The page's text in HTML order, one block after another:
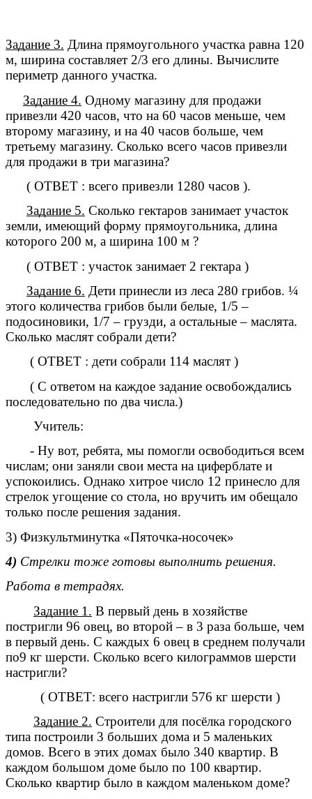
Задание 3. Длина прямоугольного участка равна 120
м, ширина составляет 2/3 его длины. Вычислите
периметр данного участка.
Задание 4. Одному магазину для продажи
привезли 420 часов, что на 60 часов меньше, чем
второму магазину, и на 40 часов больше, чем
третьему магазину. Сколько всего часов привезли
для продажи в три магазина?
( ОТВЕТ : всего привезли 1280 часов ).
Задание 5. Сколько гектаров занимает участок
земли, имеющий форму прямоугольника, длина
которого 200 м, а ширина 100 м ?
( ОТВЕТ : участок занимает 2 гектара )
Задание 6. Дети принесли из леса 280 грибов. ¼
этого количества грибов были белые, 1/5 –
подосиновики, 1/7 – грузди, а остальные – маслята.
Сколько маслят собрали дети?
( ОТВЕТ : дети собрали 114 маслят )
( С ответом на каждое задание освобождались
последовательно по два числа.)
Учитель:
- Ну вот, ребята, мы помогли освободиться всем
числам; они заняли свои места на циферблате и
успокоились. Однако хитрое число 12 принесло для
стрелок угощение со стола, но вручить им обещало
только после решения задания.
3) Физкультминутка «Пяточка-носочек»
4) Стрелки тоже готовы выполнить решения.
Работа в тетрадях.
Задание 1. В первый день в хозяйстве
постригли 96 овец, во второй – в 3 раза больше, чем
в первый день. С каждых 6 овец в среднем получали
по9 кг шерсти. Сколько всего килограммов шерсти
настригли?
( ОТВЕТ: всего настригли 576 кг шерсти )
Задание 2. Строители для посёлка городского
типа построили 3 больших дома и 5 маленьких
домов. Всего в этих домах было 340 квартир. В
каждом большом доме было по 100 квартир.
Сколько квартир было в каждом маленьком доме?